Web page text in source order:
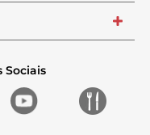
+
Sociais